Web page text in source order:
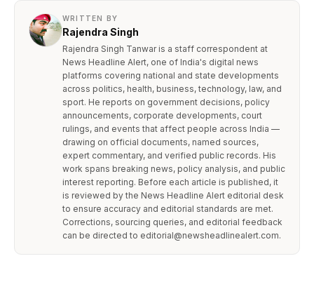
WRITTEN BY
Rajendra Singh
Rajendra Singh Tanwar is a staff correspondent at
News Headline Alert, one of India's digital news
platforms covering national and state developments
across politics, health, business, technology, law, and
sport. He reports on government decisions, policy
announcements, corporate developments, court
rulings, and events that affect people across India —
drawing on official documents, named sources,
expert commentary, and verified public records. His
work spans breaking news, policy analysis, and public
interest reporting. Before each article is published, it
is reviewed by the News Headline Alert editorial desk
to ensure accuracy and editorial standards are met.
Corrections, sourcing queries, and editorial feedback
can be directed to editorial@newsheadlinealert.com.